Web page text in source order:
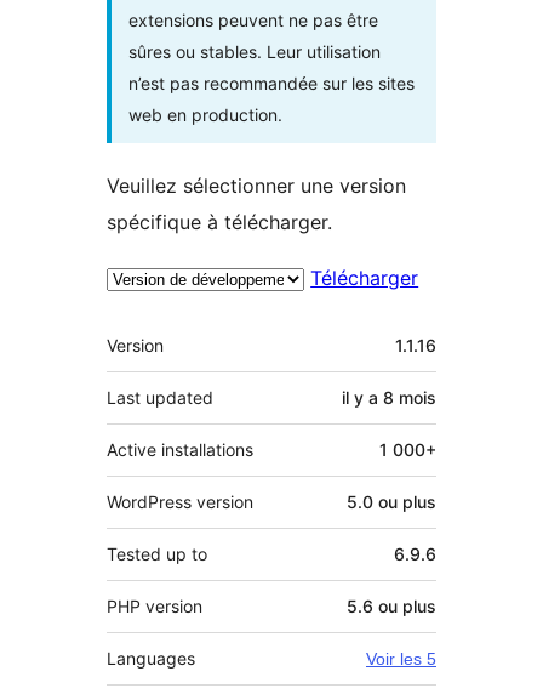
extensions peuvent ne pas être
sûres ou stables. Leur utilisation
n’est pas recommandée sur les sites
web en production.
Veuillez sélectionner une version
spécifique à télécharger.
Télécharger
Méta
Version 1.1.16
Last updated il y a 8 mois
Active installations 1 000+
WordPress version 5.0 ou plus
Tested up to 6.9.6
PHP version 5.6 ou plus
Languages Voir les 5